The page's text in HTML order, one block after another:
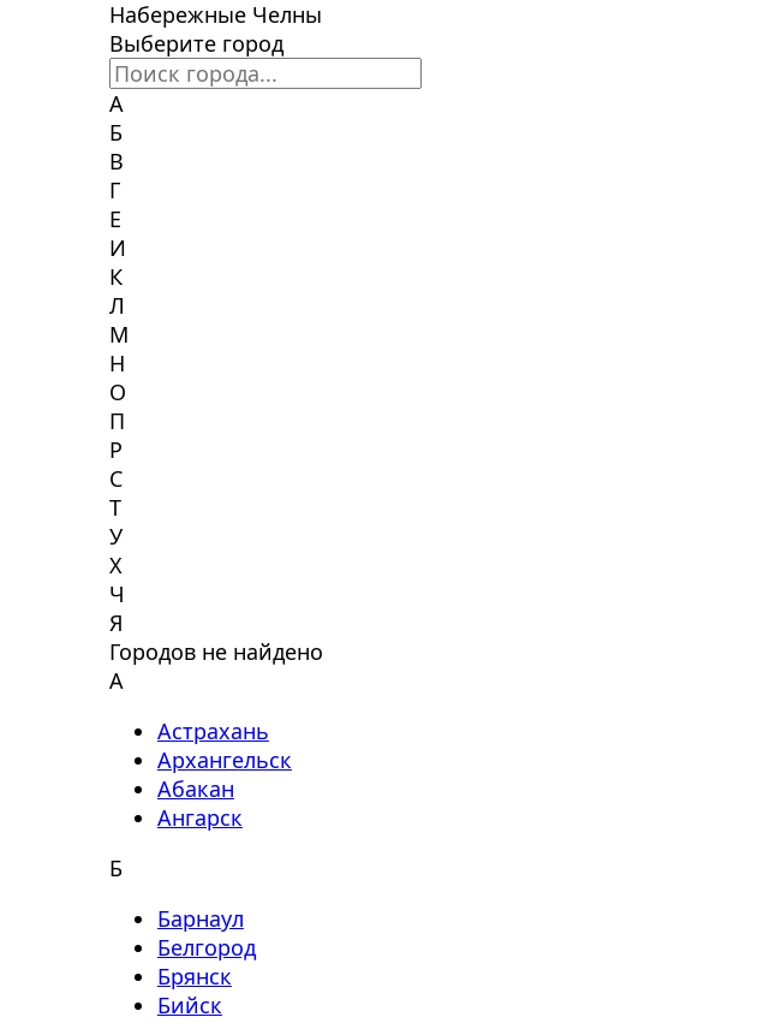
Набережные Челны
Выберите город
А
Б
В
Г
Е
И
К
Л
М
Н
О
П
Р
С
Т
У
Х
Ч
Я
Городов не найдено
А
Астрахань
Архангельск
Абакан
Ангарск
Б
Барнаул
Белгород
Брянск
Бийск